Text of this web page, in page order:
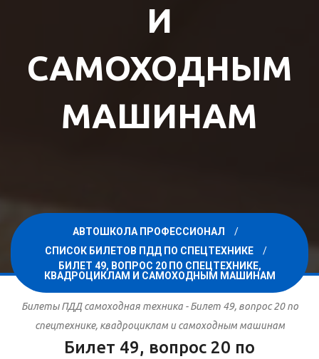
И
САМОХОДНЫМ
МАШИНАМ
АВТОШКОЛА ПРОФЕССИОНАЛ
СПИСОК БИЛЕТОВ ПДД ПО СПЕЦТЕХНИКЕ
БИЛЕТ 49, ВОПРОС 20 ПО СПЕЦТЕХНИКЕ,
КВАДРОЦИКЛАМ И САМОХОДНЫМ МАШИНАМ
Билеты ПДД самоходная техника - Билет 49, вопрос 20 по
спецтехнике, квадроциклам и самоходным машинам
Билет 49, вопрос 20 по